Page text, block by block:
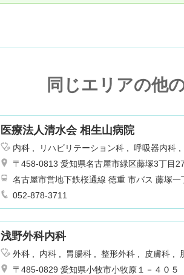
同じエリアの他
医療法人清水会 相生山病院
内科 リハビリテーション科
呼吸器内科
〒458-0813 愛知県名古屋市緑区藤塚3丁目
名古屋市営地下鉄桜通線 徳重 市バス 藤塚
052-878-3711
浅野外科内科
外科 内科 胃腸科 整形外科 皮膚科
〒485-0829 愛知県小牧市小牧原１－４０５